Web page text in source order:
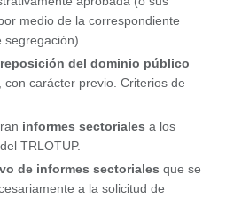
medio de la correspondiente
segregación).
del dominio público
con carácter previo. Criterios de
informes sectoriales a los
TRLOTUP.
de informes sectoriales que se
a la solicitud de